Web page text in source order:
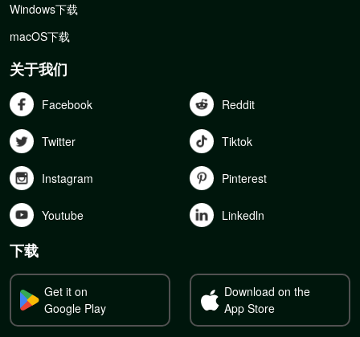
Windows下载
macOS下载
关于我们
Facebook Reddit
Twitter Tiktok
Instagram Pinterest
Youtube Linkedln
下载
Get it on
Google Play
Download on the
App Store